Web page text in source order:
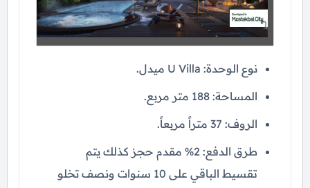
نوع الوحدة: U Villa ميدل.
المساحة: 188 متر مربع.
الروف: 37 متراً مربعاً.
طرق الدفع: 2% مقدم حجز كذلك يتم
تقسيط الباقي على 10 سنوات ونصف تخلو